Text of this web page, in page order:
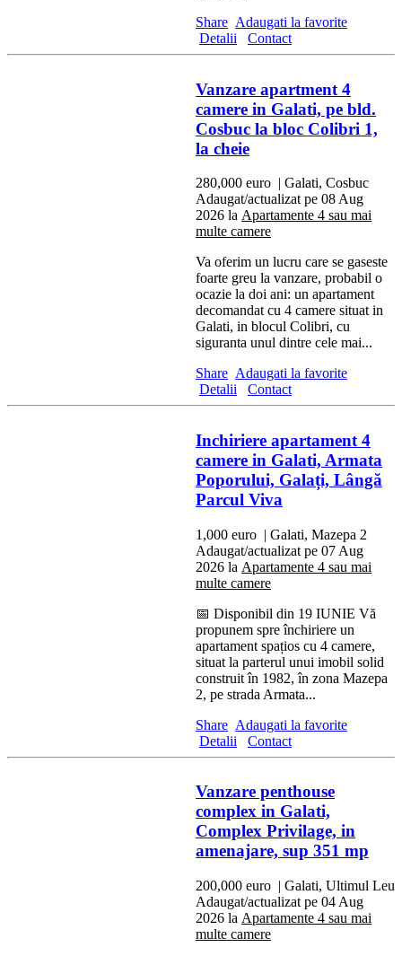
Share Adaugati la favorite
Detalii
Contact
Vanzare apartment 4
camere in Galati, pe bld.
Cosbuc la bloc Colibri 1,
la cheie
280,000 euro | Galati, Cosbuc
Adaugat/actualizat pe 08 Aug
2026 la Apartamente 4 sau mai
multe camere
Va oferim un lucru care se gaseste
foarte greu la vanzare, probabil o
ocazie la doi ani: un apartament
decomandat cu 4 camere situat in
Galati, in blocul Colibri, cu
siguranta unul dintre cele mai...
Share Adaugati la favorite
Detalii
Contact
Inchiriere apartament 4
camere in Galati, Armata
Poporului, Galați, Lângă
Parcul Viva
1,000 euro | Galati, Mazepa 2
Adaugat/actualizat pe 07 Aug
2026 la Apartamente 4 sau mai
multe camere
📅 Disponibil din 19 IUNIE Vă
propunem spre închiriere un
apartament spațios cu 4 camere,
situat la parterul unui imobil solid
construit în 1982, în zona Mazepa
2, pe strada Armata...
Share Adaugati la favorite
Detalii
Contact
Vanzare penthouse
complex in Galati,
Complex Privilage, in
amenajare, sup 351 mp
200,000 euro | Galati, Ultimul Leu
Adaugat/actualizat pe 04 Aug
2026 la Apartamente 4 sau mai
multe camere